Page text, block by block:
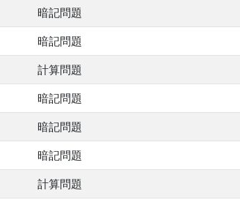
暗記問題
暗記問題
計算問題
暗記問題
暗記問題
暗記問題
計算問題